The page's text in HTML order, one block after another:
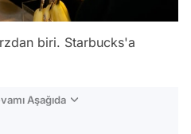
biri. Starbucks'a
Aşağıda